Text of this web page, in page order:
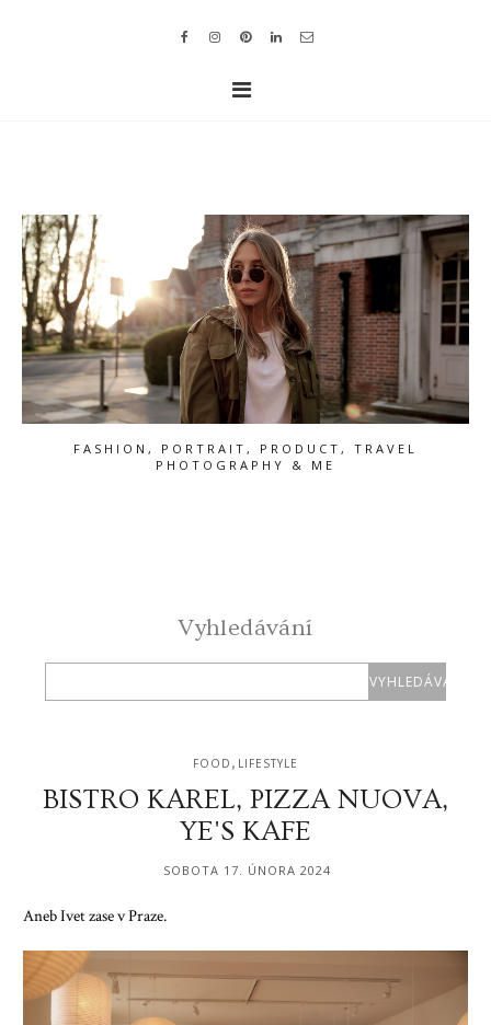
FASHION, PORTRAIT, PRODUCT, TRAVEL
PHOTOGRAPHY & ME
Vyhledávání
FOOD , LIFESTYLE
BISTRO KAREL, PIZZA NUOVA,
YE'S KAFE
SOBOTA 17. ÚNORA 2024
Aneb Ivet zase v Praze.